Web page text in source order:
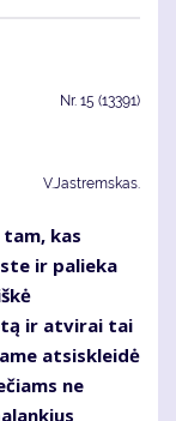
Nr. 15 (13391)
V.Jastremskas.
kas
ir palieka
ir atvirai tai
atsiskleidė
ne